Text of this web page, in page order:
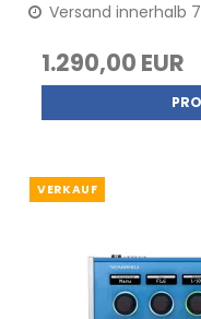
Versand innerhalb
1.290,00 EUR
VERKAUF